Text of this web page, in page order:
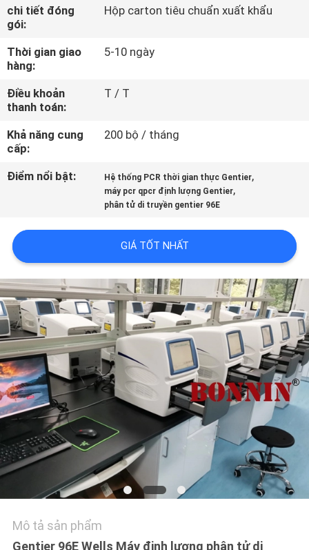
THAM
QUAN
NHÀ
MÁY
KIỂM
SOÁT
CHẤT
LIÊN
HỆ
CHÚNG
TÔI
YÊU
CẦU
BÁO
GIÁ
SƠ
ĐỒ
TRANG
WEB
chi tiết đóng
gói:
Hộp carton tiêu chuẩn xuất khẩu
Thời gian giao
hàng:
5-10 ngày
Điều khoản
thanh toán:
T / T
Khả năng cung
cấp:
200 bộ / tháng
Điểm nổi bật: Hệ thống PCR thời gian thực Gentier,
máy pcr qpcr định lượng Gentier,
phân tử di truyền gentier 96E
GIÁ TỐT NHẤT
Mô tả sản phẩm
Gentier 96E Wells Máy định lượng phân tử di